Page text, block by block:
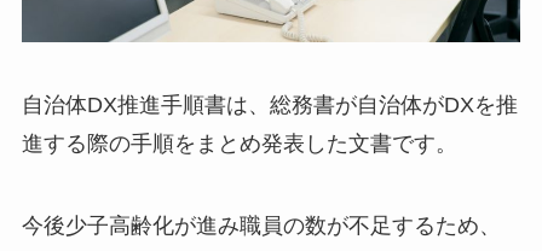
自治体DX推進手順書は、総務書が自治体がDXを推
進する際の手順をまとめ発表した文書です。
今後少子高齢化が進み職員の数が不足するため、